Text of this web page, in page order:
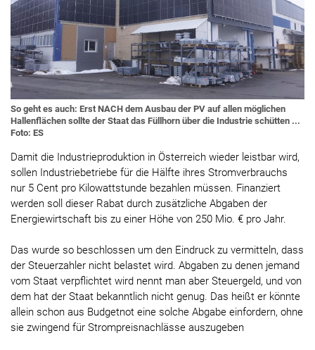
So geht es auch: Erst NACH dem Ausbau der PV auf allen möglichen
Hallenflächen sollte der Staat das Füllhorn über die Industrie schütten ...
Foto: ES
Damit die Industrieproduktion in Österreich wieder leistbar wird,
sollen Industriebetriebe für die Hälfte ihres Stromverbrauchs
nur 5 Cent pro Kilowattstunde bezahlen müssen. Finanziert
werden soll dieser Rabat durch zusätzliche Abgaben der
Energiewirtschaft bis zu einer Höhe von 250 Mio. € pro Jahr.
Das wurde so beschlossen um den Eindruck zu vermitteln, dass
der Steuerzahler nicht belastet wird. Abgaben zu denen jemand
vom Staat verpflichtet wird nennt man aber Steuergeld, und von
dem hat der Staat bekanntlich nicht genug. Das heißt er könnte
allein schon aus Budgetnot eine solche Abgabe einfordern, ohne
sie zwingend für Strompreisnachlässe auszugeben